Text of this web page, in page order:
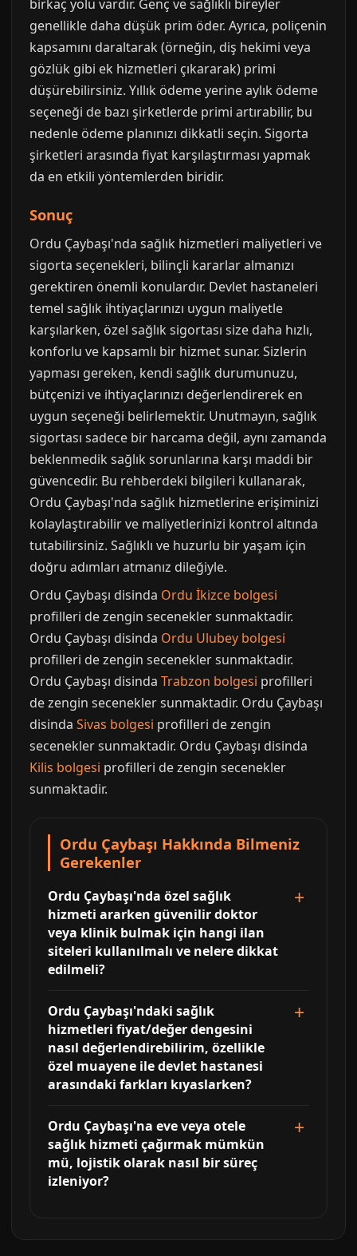
birkaç yolu vardır. Genç ve sağlıklı bireyler
genellikle daha düşük prim öder. Ayrıca, poliçenin
kapsamını daraltarak (örneğin, diş hekimi veya
gözlük gibi ek hizmetleri çıkararak) primi
düşürebilirsiniz. Yıllık ödeme yerine aylık ödeme
seçeneği de bazı şirketlerde primi artırabilir, bu
nedenle ödeme planınızı dikkatli seçin. Sigorta
şirketleri arasında fiyat karşılaştırması yapmak
da en etkili yöntemlerden biridir.
Sonuç
Ordu Çaybaşı'nda sağlık hizmetleri maliyetleri ve
sigorta seçenekleri, bilinçli kararlar almanızı
gerektiren önemli konulardır. Devlet hastaneleri
temel sağlık ihtiyaçlarınızı uygun maliyetle
karşılarken, özel sağlık sigortası size daha hızlı,
konforlu ve kapsamlı bir hizmet sunar. Sizlerin
yapması gereken, kendi sağlık durumunuzu,
bütçenizi ve ihtiyaçlarınızı değerlendirerek en
uygun seçeneği belirlemektir. Unutmayın, sağlık
sigortası sadece bir harcama değil, aynı zamanda
beklenmedik sağlık sorunlarına karşı maddi bir
güvencedir. Bu rehberdeki bilgileri kullanarak,
Ordu Çaybaşı'nda sağlık hizmetlerine erişiminizi
kolaylaştırabilir ve maliyetlerinizi kontrol altında
tutabilirsiniz. Sağlıklı ve huzurlu bir yaşam için
doğru adımları atmanız dileğiyle.
Ordu Çaybaşı disinda Ordu İkizce bolgesi
profilleri de zengin secenekler sunmaktadir.
Ordu Çaybaşı disinda Ordu Ulubey bolgesi
profilleri de zengin secenekler sunmaktadir.
Ordu Çaybaşı disinda Trabzon bolgesi profilleri
de zengin secenekler sunmaktadir. Ordu Çaybaşı
disinda Sivas bolgesi profilleri de zengin
secenekler sunmaktadir. Ordu Çaybaşı disinda
Kilis bolgesi profilleri de zengin secenekler
sunmaktadir.
Ordu Çaybaşı Hakkında Bilmeniz
Gerekenler
Ordu Çaybaşı'nda özel sağlık
hizmeti ararken güvenilir doktor
veya klinik bulmak için hangi ilan
siteleri kullanılmalı ve nelere dikkat
edilmeli?
Ordu Çaybaşı'ndaki sağlık
hizmetleri fiyat/değer dengesini
nasıl değerlendirebilirim, özellikle
özel muayene ile devlet hastanesi
arasındaki farkları kıyaslarken?
Ordu Çaybaşı'na eve veya otele
sağlık hizmeti çağırmak mümkün
mü, lojistik olarak nasıl bir süreç
izleniyor?